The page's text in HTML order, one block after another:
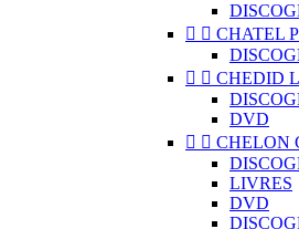
  CHATEL
  CHEDID
DVD
  CHELON
LIVRES
DVD